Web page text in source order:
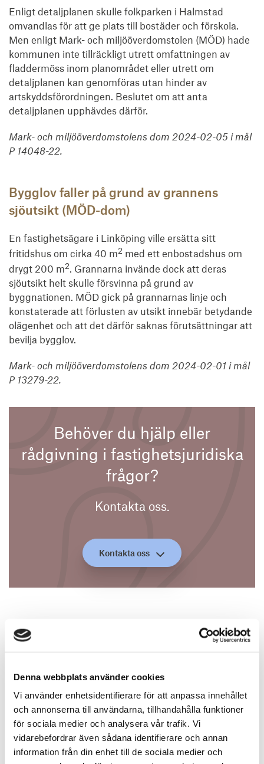
Denna webbplats använder cookies
Vi använder enhetsidentifierare för att anpassa innehållet
och annonserna till användarna, tillhandahålla funktioner
för sociala medier och analysera vår trafik. Vi
vidarebefordrar även sådana identifierare och annan
information från din enhet till de sociala medier och
Enligt detaljplanen skulle folkparken i Halmstad
omvandlas för att ge plats till bostäder och förskola.
Men enligt Mark- och miljööverdomstolen (MÖD) hade
kommunen inte tillräckligt utrett omfattningen av
fladdermöss inom planområdet eller utrett om
detaljplanen kan genomföras utan hinder av
artskyddsförordningen. Beslutet om att anta
detaljplanen upphävdes därför.
Mark- och miljööverdomstolens dom 2024-02-05 i mål
P 14048-22.
Bygglov faller på grund av grannens
sjöutsikt (MÖD-dom)
En fastighetsägare i Linköping ville ersätta sitt
fritidshus om cirka 40 m2 med ett enbostadshus om
drygt 200 m2. Grannarna invände dock att deras
sjöutsikt helt skulle försvinna på grund av
byggnationen. MÖD gick på grannarnas linje och
konstaterade att förlusten av utsikt innebär betydande
olägenhet och att det därför saknas förutsättningar att
bevilja bygglov.
Mark- och miljööverdomstolens dom 2024-02-01 i mål
P 13279-22.
Behöver du hjälp eller
rådgivning i fastighetsjuridiska
frågor?
Kontakta oss.
Kontakta oss
Vill du veta mer om våra
tjänster?